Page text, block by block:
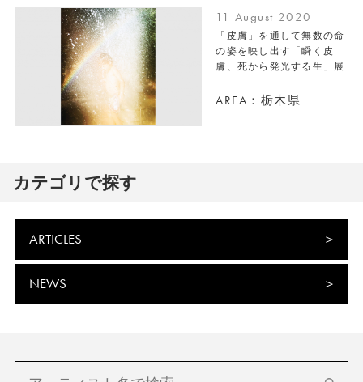
11 August 2020
「皮膚」を通して無数の命
の姿を映し出す「瞬く皮
膚、死から発光する生」展
AREA：栃木県
カテゴリで探す
ARTICLES
NEWS